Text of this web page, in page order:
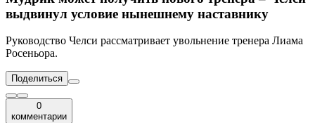
выдвинул условие нынешнему наставнику
Руководство Челси рассматривает увольнение тренера Лиама
Росеньора.
Поделиться
0
комментарии